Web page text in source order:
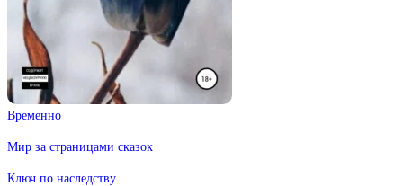
Временно
Мир за страницами сказок
Ключ по наследству